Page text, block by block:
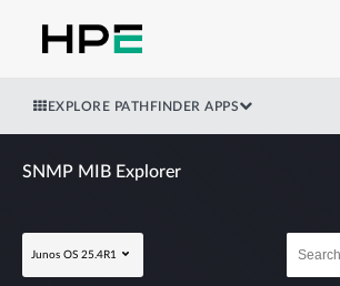
EXPLORE PATHFINDER APPS
SNMP MIB Explorer
Junos OS 25.4R1